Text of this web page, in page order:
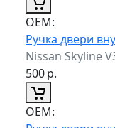
ОЕМ:
Ручка двери
Nissan Skyline
500р.
ОЕМ: